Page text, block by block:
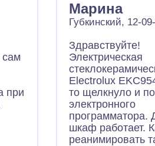
сам
при
Марина
Губкинский, 12-
Здравствуйте!
Электрическая
Electrolux
то щелкнуло и
электронного
программатора.
шкаф работает.
реанимировать